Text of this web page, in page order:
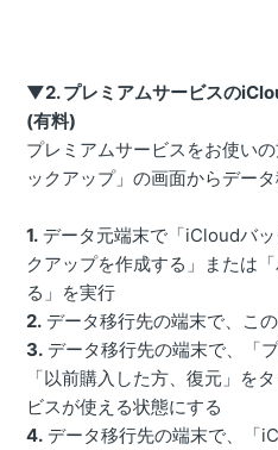
▼2. プレミアムサービスの
(有料)
プレミアムサービスをお使い
ックアップ」の画面からデータ
1. データ元端末で「iCloudバ
クアップを作成する」または
る」を実行
2. データ移行先の端末で、こ
3. データ移行先の端末で、「
「以前購入した方、復元」を
ビスが使える状態にする
4. データ移行先の端末で、「